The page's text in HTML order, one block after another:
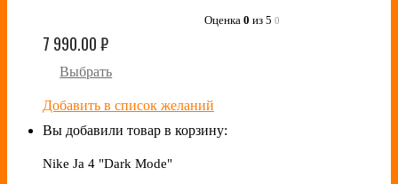
Оценка 0 из 5 0
7 990.00₽
Выбрать
Добавить в список желаний
Вы добавили товар в корзину:
Nike Ja 4 "Dark Mode"